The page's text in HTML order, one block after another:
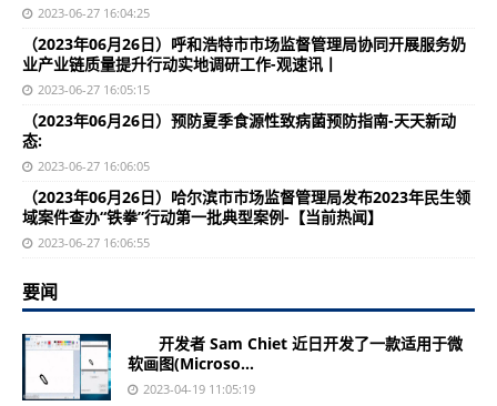
2023-06-27 16:04:25
（2023年06月26日）呼和浩特市市场监督管理局协同开展服务奶
业产业链质量提升行动实地调研工作-观速讯丨
2023-06-27 16:05:15
（2023年06月26日）预防夏季食源性致病菌预防指南-天天新动
态:
2023-06-27 16:06:05
（2023年06月26日）哈尔滨市市场监督管理局发布2023年民生领
域案件查办“铁拳”行动第一批典型案例-【当前热闻】
2023-06-27 16:06:55
要闻
开发者 Sam Chiet 近日开发了一款适用于微
软画图(Microso...
2023-04-19 11:05:19